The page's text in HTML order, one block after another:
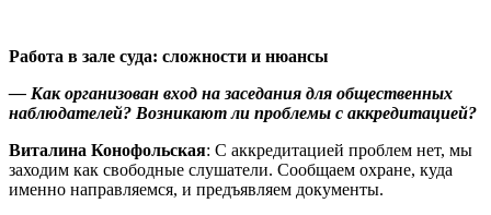
Работа в зале суда: сложности и нюансы
— Как организован вход на заседания для общественных
наблюдателей? Возникают ли проблемы с аккредитацией?
Виталина Конофольская: С аккредитацией проблем нет, мы
заходим как свободные слушатели. Сообщаем охране, куда
именно направляемся, и предъявляем документы.